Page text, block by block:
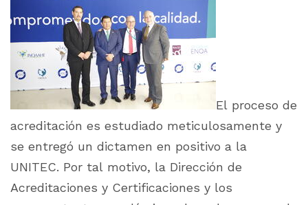
El proceso de
acreditación es estudiado meticulosamente y
se entregó un dictamen en positivo a la
UNITEC. Por tal motivo, la Dirección de
Acreditaciones y Certificaciones y los